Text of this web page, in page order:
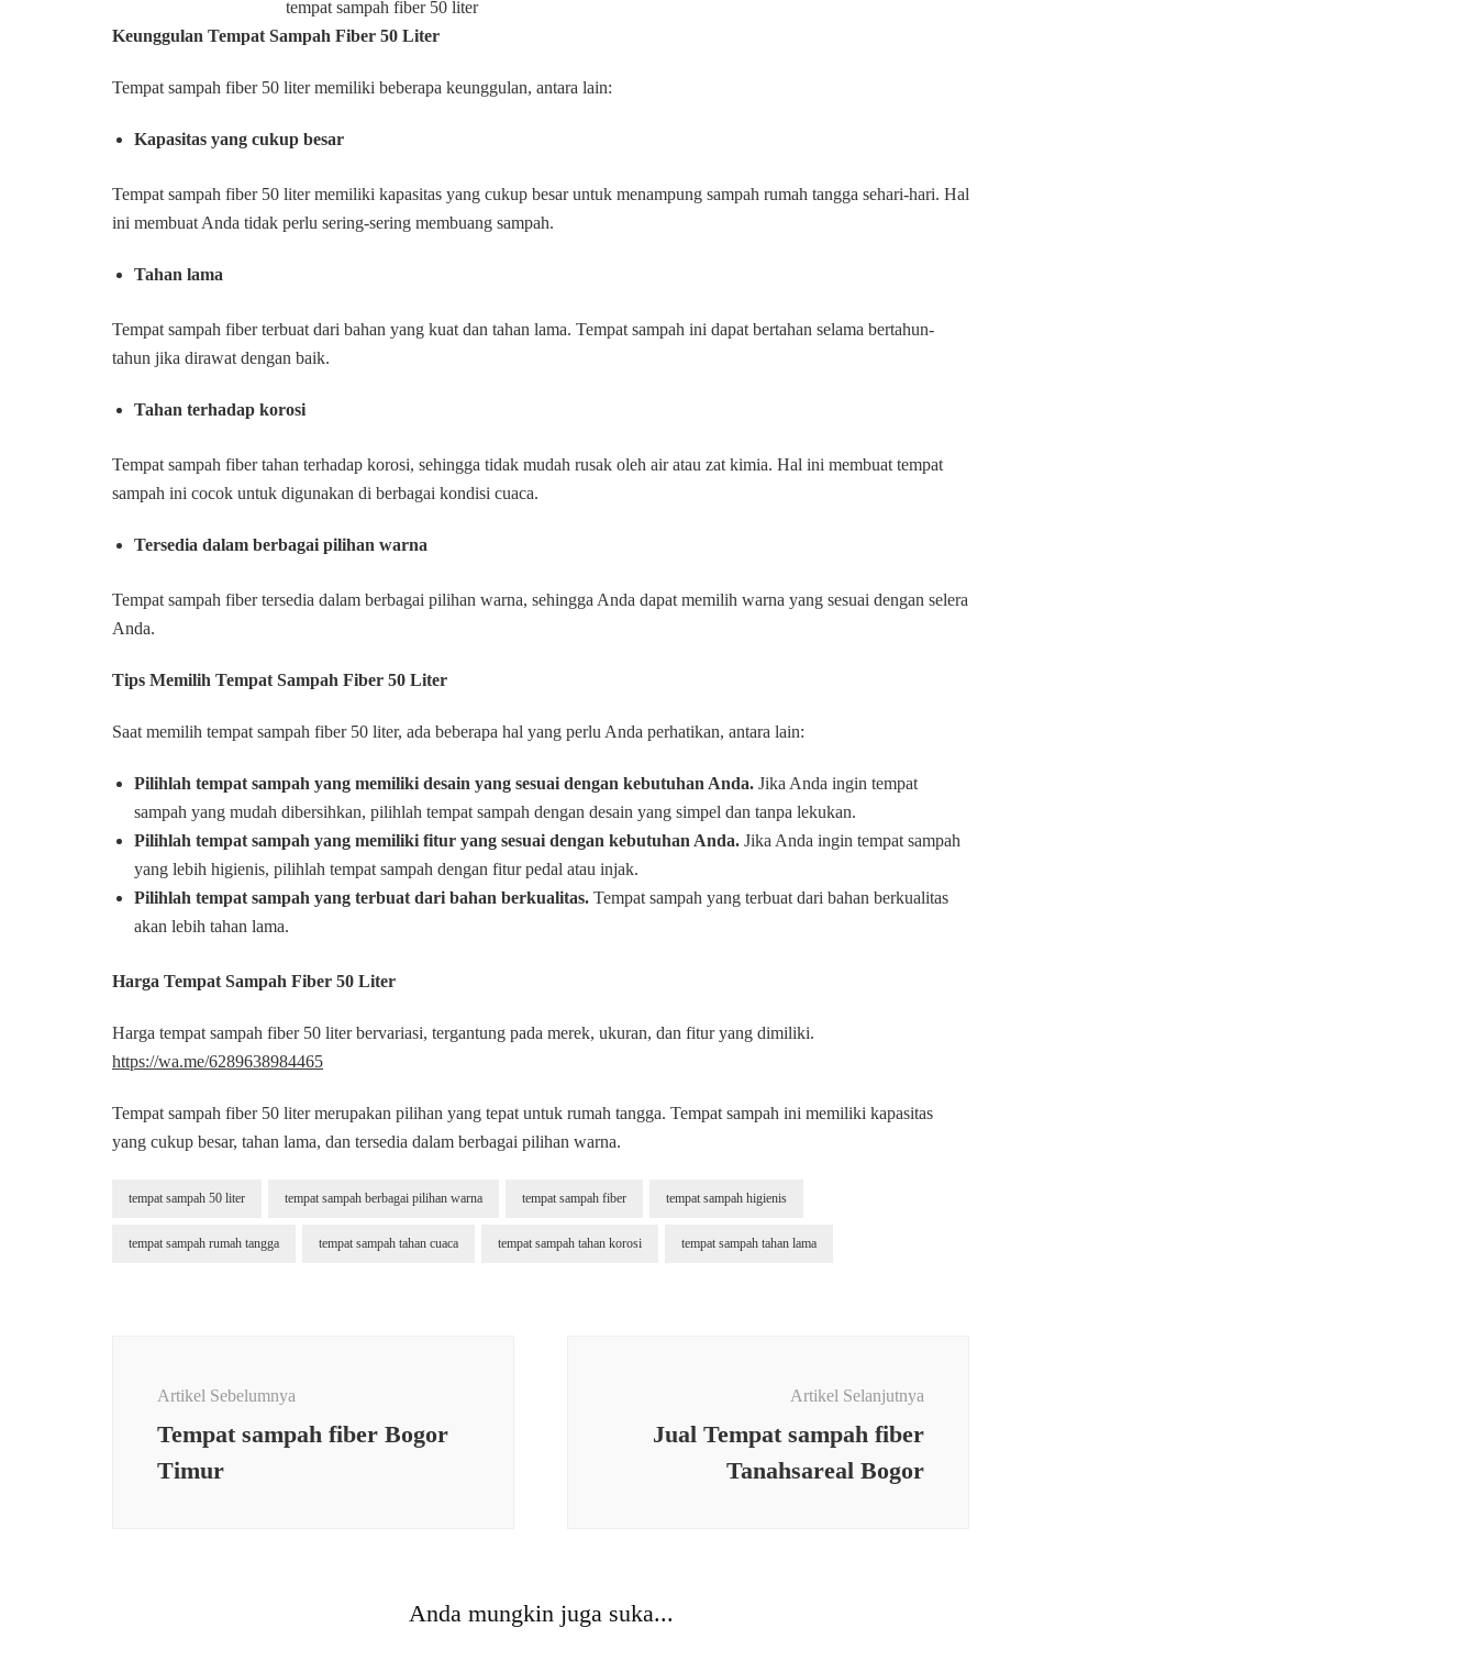
tempat sampah fiber 50 liter
Keunggulan Tempat Sampah Fiber 50 Liter
Tempat sampah fiber 50 liter memiliki beberapa keunggulan, antara lain:
Kapasitas yang cukup besar
Tempat sampah fiber 50 liter memiliki kapasitas yang cukup besar untuk menampung sampah rumah tangga sehari-hari. Hal
ini membuat Anda tidak perlu sering-sering membuang sampah.
Tahan lama
Tempat sampah fiber terbuat dari bahan yang kuat dan tahan lama. Tempat sampah ini dapat bertahan selama bertahun-
tahun jika dirawat dengan baik.
Tahan terhadap korosi
Tempat sampah fiber tahan terhadap korosi, sehingga tidak mudah rusak oleh air atau zat kimia. Hal ini membuat tempat
sampah ini cocok untuk digunakan di berbagai kondisi cuaca.
Tersedia dalam berbagai pilihan warna
Tempat sampah fiber tersedia dalam berbagai pilihan warna, sehingga Anda dapat memilih warna yang sesuai dengan selera
Anda.
Tips Memilih Tempat Sampah Fiber 50 Liter
Saat memilih tempat sampah fiber 50 liter, ada beberapa hal yang perlu Anda perhatikan, antara lain:
Pilihlah tempat sampah yang memiliki desain yang sesuai dengan kebutuhan Anda. Jika Anda ingin tempat
sampah yang mudah dibersihkan, pilihlah tempat sampah dengan desain yang simpel dan tanpa lekukan.
Pilihlah tempat sampah yang memiliki fitur yang sesuai dengan kebutuhan Anda. Jika Anda ingin tempat sampah
yang lebih higienis, pilihlah tempat sampah dengan fitur pedal atau injak.
Pilihlah tempat sampah yang terbuat dari bahan berkualitas. Tempat sampah yang terbuat dari bahan berkualitas
akan lebih tahan lama.
Harga Tempat Sampah Fiber 50 Liter
Harga tempat sampah fiber 50 liter bervariasi, tergantung pada merek, ukuran, dan fitur yang dimiliki.
https://wa.me/6289638984465
Tempat sampah fiber 50 liter merupakan pilihan yang tepat untuk rumah tangga. Tempat sampah ini memiliki kapasitas
yang cukup besar, tahan lama, dan tersedia dalam berbagai pilihan warna.
tempat sampah 50 liter tempat sampah berbagai pilihan warna tempat sampah fiber tempat sampah higienis
tempat sampah rumah tangga tempat sampah tahan cuaca tempat sampah tahan korosi tempat sampah tahan lama
Artikel Sebelumnya
Tempat sampah fiber Bogor
Timur
Artikel Selanjutnya
Jual Tempat sampah fiber
Tanahsareal Bogor
Anda mungkin juga suka...